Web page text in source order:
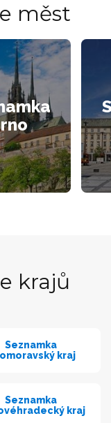
měst
krajů
Seznamka
kraj
Seznamka
kraj